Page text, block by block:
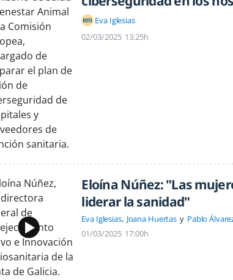
Eva Iglesias
02/03/2025 13:25h
Eloína Núñez: "Las
liderar la sanidad"
Eva Iglesias Joana Huertas
Pablo
01/03/2025 17:00h